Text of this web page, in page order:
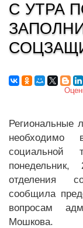
С УТРА
Региональные
социальной
отделения
сообщила
вопросам
Мошкова.